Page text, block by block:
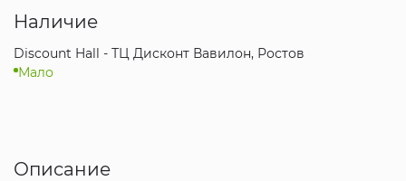
Наличие
Discount Hall - ТЦ Дисконт Вавилон, Ростов
Мало
Описание